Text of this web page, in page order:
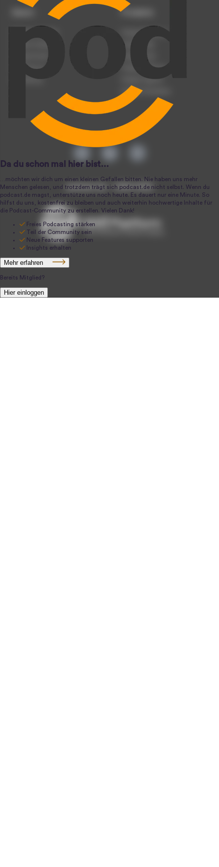
Podcast anmelden
Podcast hochladen
Podcast-Events
Registrierung
Anmeldung
Produkte
Podcast-Beratung
Podcast-Jobs
Podcast-Push
Podcast-Werbung
Podcast-Agentur
Podcast-Produktion
podcast.de ~ 2004-2026